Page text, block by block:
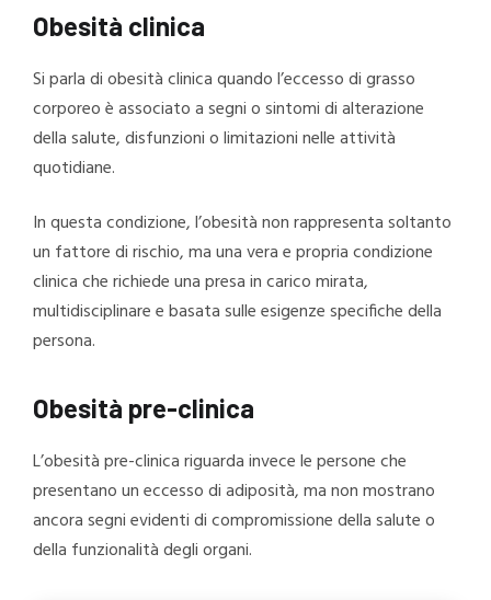
Obesità clinica
Si parla di obesità clinica quando l’eccesso di grasso
corporeo è associato a segni o sintomi di alterazione
della salute, disfunzioni o limitazioni nelle attività
quotidiane.
In questa condizione, l’obesità non rappresenta soltanto
un fattore di rischio, ma una vera e propria condizione
clinica che richiede una presa in carico mirata,
multidisciplinare e basata sulle esigenze specifiche della
persona.
Obesità pre-clinica
L’obesità pre-clinica riguarda invece le persone che
presentano un eccesso di adiposità, ma non mostrano
ancora segni evidenti di compromissione della salute o
della funzionalità degli organi.